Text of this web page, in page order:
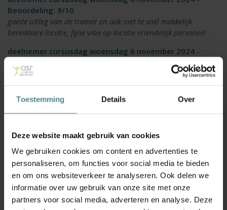
Toestemming Details Over
Deze website maakt gebruik van cookies
We gebruiken cookies om content en advertenties te
personaliseren, om functies voor social media te bieden
en om ons websiteverkeer te analyseren. Ook delen we
informatie over uw gebruik van onze site met onze
partners voor social media, adverteren en analyse. Deze
Beoordeling: 9/10
goede uitleg van de trainer en ook niet te snel makkelijk
bereikbare locatie, fijne vibe op locatie vriendelijk personeel
deelnemer cursusdag woensdag 6 november 2024 -
Leuke dag gehad, veel aan gehad, fijne trainer!
8/10
Overzicht structuur goede opfrissing
Lilian Madu donderdag 24 oktober 2024 - Beoordeling:
De docent heeft op duidelijke en toegankelijke wijze de 2
methoden voor het uitrekenen van overlijdensschade (derving
levensonderhoud) uitgelegd.
deelnemer cursusdag donderdag 24 oktober 2024 -
Beoordeling: 10/10